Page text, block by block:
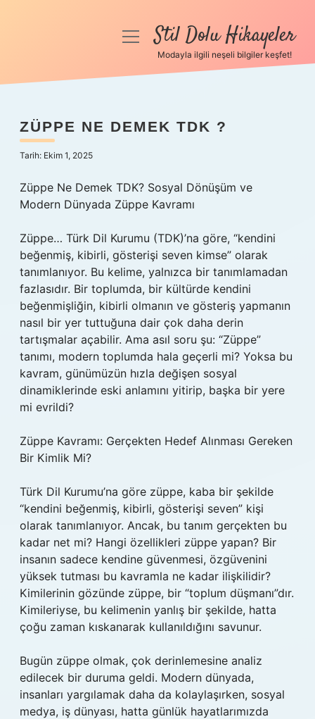
Anasayfa
Yasal Uyarı
menüyüStil Dolu Hikayeler
Modayla ilgili neşeli bilgiler keşfet!
ZÜPPE NE DEMEK TDK ?
Tarih: Ekim 1, 2025
Züppe Ne Demek TDK? Sosyal Dönüşüm ve
Modern Dünyada Züppe Kavramı
Züppe… Türk Dil Kurumu (TDK)’na göre, “kendini
beğenmiş, kibirli, gösterişi seven kimse” olarak
tanımlanıyor. Bu kelime, yalnızca bir tanımlamadan
fazlasıdır. Bir toplumda, bir kültürde kendini
beğenmişliğin, kibirli olmanın ve gösteriş yapmanın
nasıl bir yer tuttuğuna dair çok daha derin
tartışmalar açabilir. Ama asıl soru şu: “Züppe”
tanımı, modern toplumda hala geçerli mi? Yoksa bu
kavram, günümüzün hızla değişen sosyal
dinamiklerinde eski anlamını yitirip, başka bir yere
mi evrildi?
Züppe Kavramı: Gerçekten Hedef Alınması Gereken
Bir Kimlik Mi?
Türk Dil Kurumu’na göre züppe, kaba bir şekilde
“kendini beğenmiş, kibirli, gösterişi seven” kişi
olarak tanımlanıyor. Ancak, bu tanım gerçekten bu
kadar net mi? Hangi özellikleri züppe yapan? Bir
insanın sadece kendine güvenmesi, özgüvenini
yüksek tutması bu kavramla ne kadar ilişkilidir?
Kimilerinin gözünde züppe, bir “toplum düşmanı”dır.
Kimileriyse, bu kelimenin yanlış bir şekilde, hatta
çoğu zaman kıskanarak kullanıldığını savunur.
Bugün züppe olmak, çok derinlemesine analiz
edilecek bir duruma geldi. Modern dünyada,
insanları yargılamak daha da kolaylaşırken, sosyal
medya, iş dünyası, hatta günlük hayatlarımızda